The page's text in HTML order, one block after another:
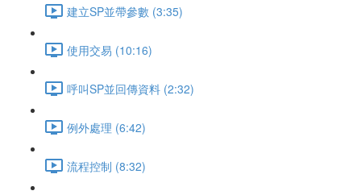
建立SP並帶參數 (3:35)
使用交易 (10:16)
呼叫SP並回傳資料 (2:32)
例外處理 (6:42)
流程控制 (8:32)